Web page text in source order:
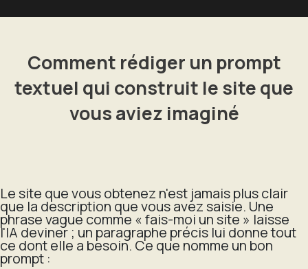
Comment rédiger un prompt
textuel qui construit le site que
vous aviez imaginé
Le site que vous obtenez n'est jamais plus clair
que la description que vous avez saisie. Une
phrase vague comme « fais-moi un site » laisse
l'IA deviner ; un paragraphe précis lui donne tout
ce dont elle a besoin. Ce que nomme un bon
prompt :